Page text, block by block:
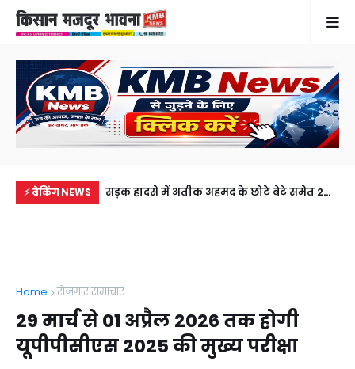
⚡ ब्रेकिंग NEWS
में से नहीं पहुंची एक
सड़क हादसे में अतीक अहमद के छोटे बेटे समेत 2
Home रोजगार समाचार
29 मार्च से 01 अप्रैल 2026 तक होगी
यूपीपीसीएस 2025 की मुख्य परीक्षा